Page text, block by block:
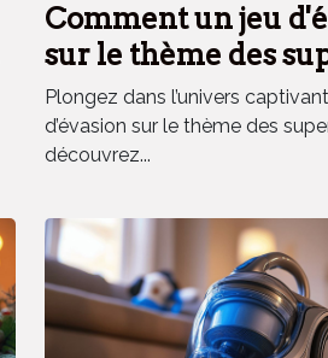
Comment un jeu
sur le thème des
héros renforce la
d'équipe ?
Plongez dans l’univers
d’évasion sur le thème des
découvrez...